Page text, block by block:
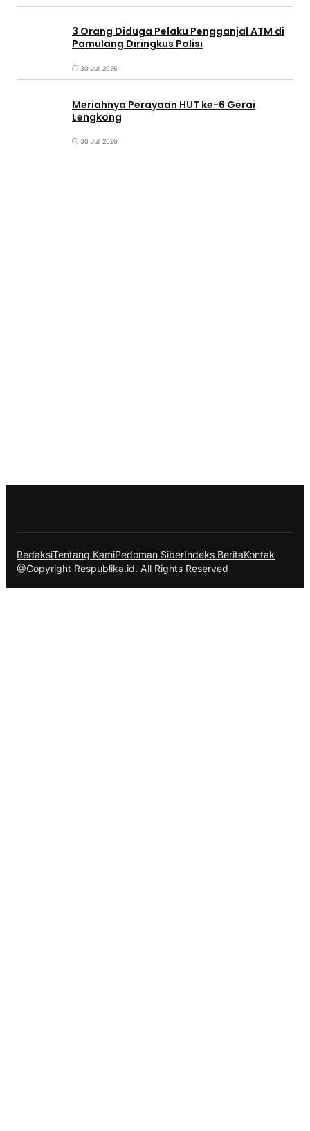
3 Orang Diduga Pelaku Pengganjal ATM di
Pamulang Diringkus Polisi
30 Juli 2026
Meriahnya Perayaan HUT ke-6 Gerai
Lengkong
30 Juli 2026
RedaksiTentang KamiPedoman SiberIndeks BeritaKontak
@Copyright Respublika.id. All Rights Reserved